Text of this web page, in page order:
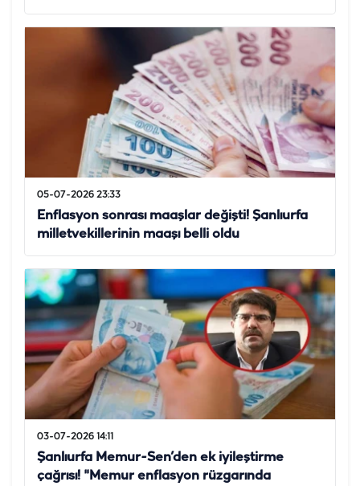
05-07-2026 23:33
Enflasyon sonrası maaşlar değişti! Şanlıurfa
milletvekillerinin maaşı belli oldu
03-07-2026 14:11
Şanlıurfa Memur-Sen’den ek iyileştirme
çağrısı! "Memur enflasyon rüzgarında